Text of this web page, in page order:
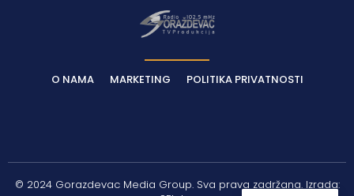
O NAMA MARKETING POLITIKA PRIVATNOSTI
© 2024 Gorazdevac Media Group. Sva prava zadržana. Izrada: